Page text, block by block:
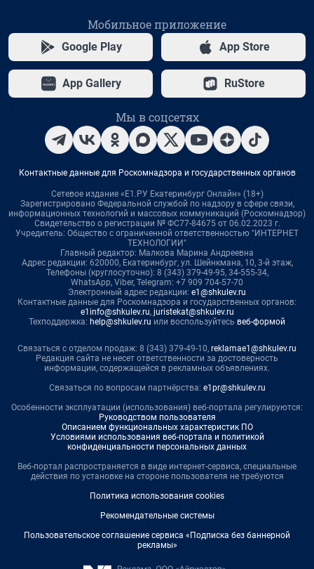
Мобильное приложение
Google Play App Store
App Gallery RuStore
Мы в соцсетях
Контактные данные для Роскомнадзора и государственных органов
Сетевое издание «Е1.РУ Екатеринбург Онлайн» (18+)
Зарегистрировано Федеральной службой по надзору в сфере связи,
информационных технологий и массовых коммуникаций (Роскомнадзор)
Свидетельство о регистрации № ФС77-84675 от 06.02.2023 г.
Учредитель: Общество с ограниченной ответственностью "ИНТЕРНЕТ
ТЕХНОЛОГИИ"
Главный редактор: Малкова Марина Андреевна
Адрес редакции: 620000, Екатеринбург, ул. Шейнкмана, 10, 3-й этаж,
Телефоны (круглосуточно): 8 (343) 379-49-95, 34-555-34,
WhatsApp, Viber, Telegram: +7 909 704-57-70
Электронный адрес редакции: e1@shkulev.ru
Контактные данные для Роскомнадзора и государственных органов:
e1info@shkulev.ru, juristekat@shkulev.ru
Техподдержка: help@shkulev.ru или воспользуйтесь веб-формой
Связаться с отделом продаж: 8 (343) 379-49-10, reklamae1@shkulev.ru
Редакция сайта не несет ответственности за достоверность
информации, содержащейся в рекламных объявлениях.
Связаться по вопросам партнёрства: e1pr@shkulev.ru
Особенности эксплуатации (использования) веб-портала регулируются:
Руководством пользователя
Описанием функциональных характеристик ПО
Условиями использования веб-портала и политикой
конфиденциальности персональных данных
Веб-портал распространяется в виде интернет-сервиса, специальные
действия по установке на стороне пользователя не требуются
Политика использования cookies
Рекомендательные системы
Пользовательское соглашение сервиса «Подписка без баннерной
рекламы»